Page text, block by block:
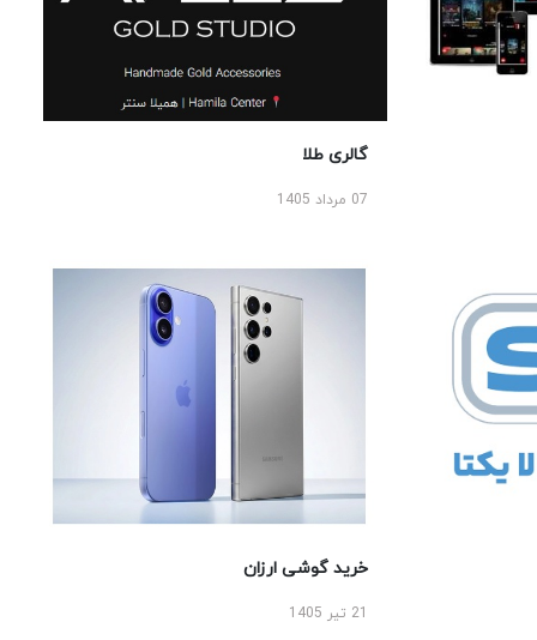
گالری طلا
07 مرداد 1405
خرید گوشی ارزان